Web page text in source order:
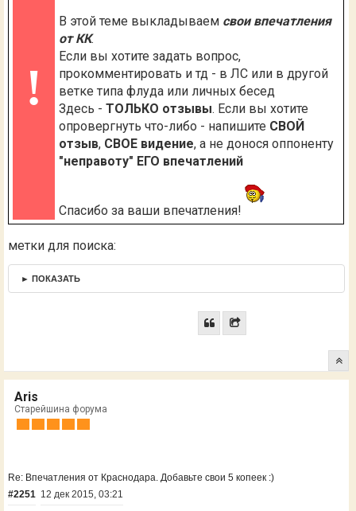
!
В этой теме выкладываем свои впечатления
от КК.
Если вы хотите задать вопрос,
прокомментировать и тд - в ЛС или в другой
ветке типа флуда или личных бесед
Здесь - ТОЛЬКО отзывы. Если вы хотите
опровергнуть что-либо - напишите СВОЙ
отзыв, СВОЕ видение, а не донося оппоненту
"неправоту" ЕГО впечатлений
Спасибо за ваши впечатления!
метки для поиска:
► ПОКАЗАТЬ
Aris
Старейшина форума
Re: Впечатления от Краснодара. Добавьте свои 5 копеек :)
#2251 12 дек 2015, 03:21